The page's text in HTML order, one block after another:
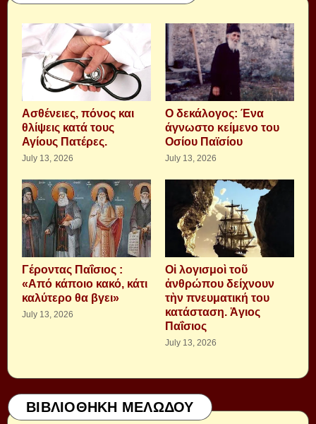
Aσθένειες, πόνος και
θλίψεις κατά τους
Αγίους Πατέρες.
July 13, 2026
Ο δεκάλογος: Ένα
άγνωστο κείμενο του
Οσίου Παϊσίου
July 13, 2026
Γέροντας Παΐσιος :
«Από κάποιο κακό, κάτι
καλύτερο θα βγει»
July 13, 2026
Οἱ λογισμοὶ τοῦ
ἀνθρώπου δείχνουν
τὴν πνευματική του
κατάσταση. Ἁγιος
Παΐσιος
July 13, 2026
ΒΙΒΛΙΟΘΗΚΗ ΜΕΛΩΔΟΥ